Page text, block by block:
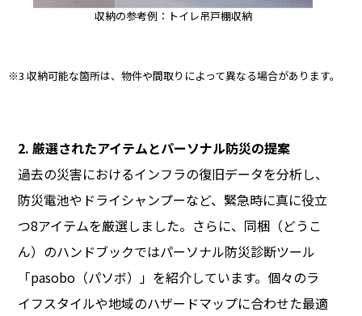
収納の参考例：トイレ吊戸棚収納
※3 収納可能な箇所は、物件や間取りによって異なる場合があります。
2. 厳選されたアイテムとパーソナル防災の提案
過去の災害におけるインフラの復旧データを分析し、
防災電池やドライシャンプーなど、緊急時に真に役立
つ8アイテムを厳選しました。さらに、同梱（どうこ
ん）のハンドブックではパーソナル防災診断ツール
「pasobo（パソボ）」を紹介しています。個々のラ
イフスタイルや地域のハザードマップに合わせた最適